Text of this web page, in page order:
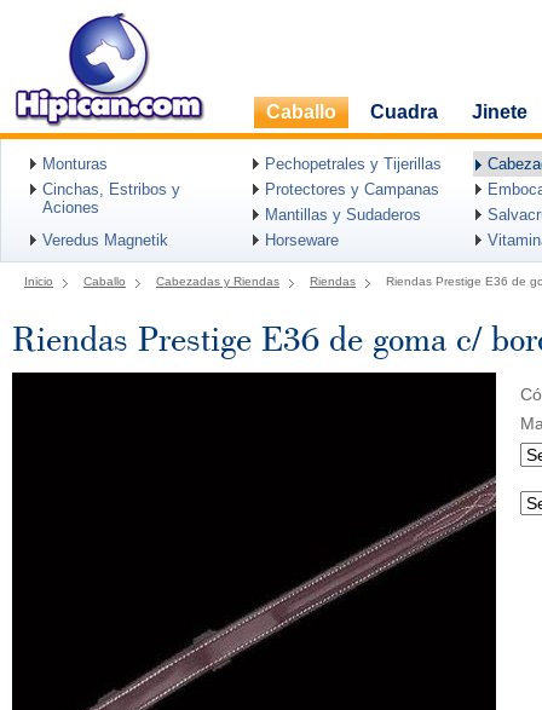
Caballo Cuadra Jinete
Monturas Pechopetrales y Tijerillas
Cinchas, Estribos y
Aciones
Protectores y Campanas
Mantillas y Sudaderos
Veredus Magnetik
Horseware
Inicio Caballo Cabezadas y Riendas Riendas Riendas Prestige E36 de
Riendas Prestige E36 de goma c/